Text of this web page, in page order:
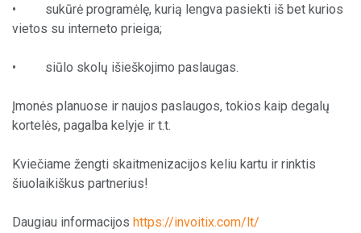
• sukūrė programėlę, kurią lengva pasiekti iš bet kurios
vietos su interneto prieiga;
• siūlo skolų išieškojimo paslaugas.
Įmonės planuose ir naujos paslaugos, tokiоs kaip degalų
kortelės, pagalba kelyje ir t.t.
Kviečiame žengti skaitmenizacijos keliu kartu ir rinktis
šiuolaikiškus partnerius!
Daugiau informacijos https://invoitix.com/lt/